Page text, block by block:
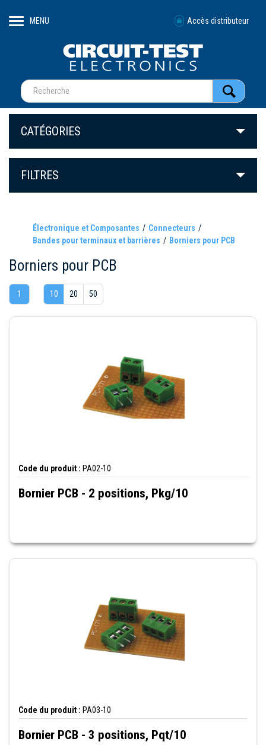
MENU Accès distributeur
CATÉGORIES
FILTRES
Électronique et Composantes
Connecteurs
Bandes pour terminaux et barrières
Borniers pour PCB
Borniers pour PCB
1 10 20 50
Code du produit : PA02-10
Bornier PCB - 2 positions, Pkg/10
Code du produit : PA03-10
Bornier PCB - 3 positions, Pqt/10